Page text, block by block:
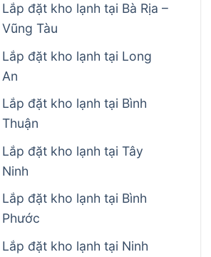
Lắp đặt kho lạnh tại Bà Rịa –
Vũng Tàu
Lắp đặt kho lạnh tại Long
An
Lắp đặt kho lạnh tại Bình
Thuận
Lắp đặt kho lạnh tại Tây
Ninh
Lắp đặt kho lạnh tại Bình
Phước
Lắp đặt kho lạnh tại Ninh